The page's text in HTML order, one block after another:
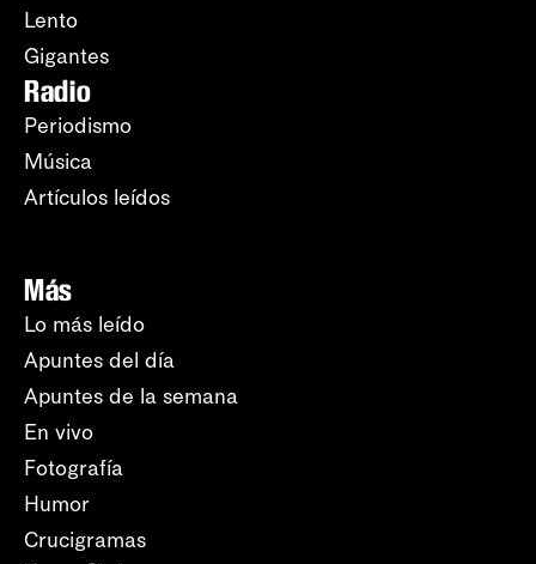
Lento
Gigantes
Radio
Periodismo
Música
Artículos leídos
Más
Lo más leído
Apuntes del día
Apuntes de la semana
En vivo
Fotografía
Humor
Crucigramas